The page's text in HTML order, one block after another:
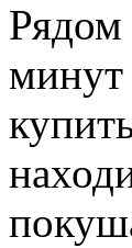
Рядом
минут